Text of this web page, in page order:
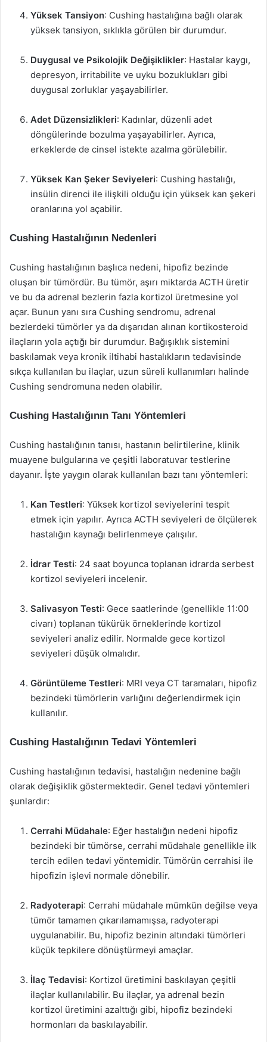
Yüksek Tansiyon: Cushing hastalığına bağlı olarak
yüksek tansiyon, sıklıkla görülen bir durumdur.
Duygusal ve Psikolojik Değişiklikler: Hastalar kaygı,
depresyon, irritabilite ve uyku bozuklukları gibi
duygusal zorluklar yaşayabilirler.
Adet Düzensizlikleri: Kadınlar, düzenli adet
döngülerinde bozulma yaşayabilirler. Ayrıca,
erkeklerde de cinsel istekte azalma görülebilir.
Yüksek Kan Şeker Seviyeleri: Cushing hastalığı,
insülin direnci ile ilişkili olduğu için yüksek kan şekeri
oranlarına yol açabilir.
Cushing Hastalığının Nedenleri
Cushing hastalığının başlıca nedeni, hipofiz bezinde
oluşan bir tümördür. Bu tümör, aşırı miktarda ACTH üretir
ve bu da adrenal bezlerin fazla kortizol üretmesine yol
açar. Bunun yanı sıra Cushing sendromu, adrenal
bezlerdeki tümörler ya da dışarıdan alınan kortikosteroid
ilaçların yola açtığı bir durumdur. Bağışıklık sistemini
baskılamak veya kronik iltihabi hastalıkların tedavisinde
sıkça kullanılan bu ilaçlar, uzun süreli kullanımları halinde
Cushing sendromuna neden olabilir.
Cushing Hastalığının Tanı Yöntemleri
Cushing hastalığının tanısı, hastanın belirtilerine, klinik
muayene bulgularına ve çeşitli laboratuvar testlerine
dayanır. İşte yaygın olarak kullanılan bazı tanı yöntemleri:
Kan Testleri: Yüksek kortizol seviyelerini tespit
etmek için yapılır. Ayrıca ACTH seviyeleri de ölçülerek
hastalığın kaynağı belirlenmeye çalışılır.
İdrar Testi: 24 saat boyunca toplanan idrarda serbest
kortizol seviyeleri incelenir.
Salivasyon Testi: Gece saatlerinde (genellikle 11:00
civarı) toplanan tükürük örneklerinde kortizol
seviyeleri analiz edilir. Normalde gece kortizol
seviyeleri düşük olmalıdır.
Görüntüleme Testleri: MRI veya CT taramaları, hipofiz
bezindeki tümörlerin varlığını değerlendirmek için
kullanılır.
Cushing Hastalığının Tedavi Yöntemleri
Cushing hastalığının tedavisi, hastalığın nedenine bağlı
olarak değişiklik göstermektedir. Genel tedavi yöntemleri
şunlardır:
Cerrahi Müdahale: Eğer hastalığın nedeni hipofiz
bezindeki bir tümörse, cerrahi müdahale genellikle ilk
tercih edilen tedavi yöntemidir. Tümörün cerrahisi ile
hipofizin işlevi normale dönebilir.
Radyoterapi: Cerrahi müdahale mümkün değilse veya
tümör tamamen çıkarılamamışsa, radyoterapi
uygulanabilir. Bu, hipofiz bezinin altındaki tümörleri
küçük tepkilere dönüştürmeyi amaçlar.
İlaç Tedavisi: Kortizol üretimini baskılayan çeşitli
ilaçlar kullanılabilir. Bu ilaçlar, ya adrenal bezin
kortizol üretimini azalttığı gibi, hipofiz bezindeki
hormonları da baskılayabilir.